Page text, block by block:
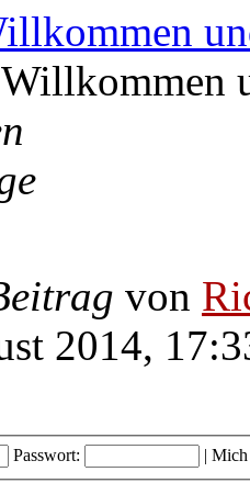
von
2014,
Passwort: | Mich